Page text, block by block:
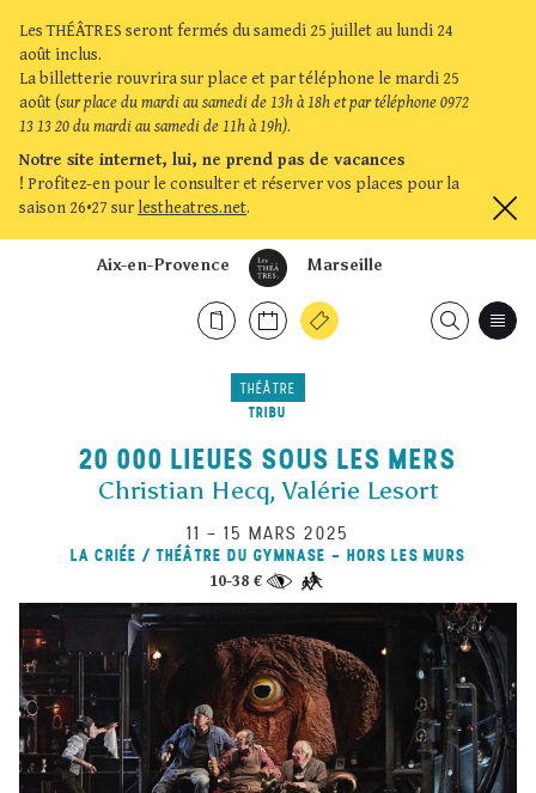
Les THÉÂTRES seront fermés du samedi 25 juillet au lundi 24
août inclus.
La billetterie rouvrira sur place et par téléphone le mardi 25
août (sur place du mardi au samedi de 13h à 18h et par téléphone 0972
13 13 20 du mardi au samedi de 11h à 19h).
Notre site internet, lui, ne prend pas de vacances
! Profitez-en pour le consulter et réserver vos places pour la
saison 26•27 sur lestheatres.net.
Marseille
Aix-en-Provence
THÉÂTRE
TRIBU
20 000 LIEUES SOUS LES MERS
Christian Hecq, Valérie Lesort
11 – 15 MARS 2025
LA CRIÉE / THÉÂTRE DU GYMNASE - HORS LES MURS
10-38 €